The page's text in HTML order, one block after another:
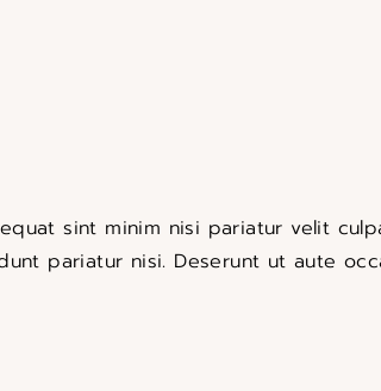
sint minim nisi pariatur velit
pariatur nisi. Deserunt ut aute